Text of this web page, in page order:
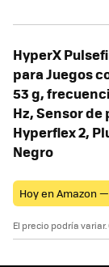
HyperX
para Juegos
53 g,
Hz, Sensor
Hyperflex 2,
Negro
Hoy en Amazon —
El precio podría